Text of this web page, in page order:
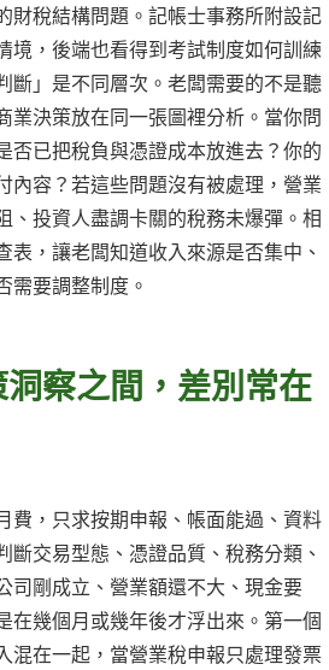
財稅結構問題。記帳士事務所附設記
境，後端也看得到考試制度如何訓練
斷」是不同層次。老闆需要的不是聽
業決策放在同一張圖裡分析。當你問
否已把稅負與憑證成本放進去？你的
內容？若這些問題沒有被處理，營業
、投資人盡調卡關的稅務未爆彈。相
，讓老闆知道收入來源是否集中、
需要調整制度。
察之間，差別常在
費，只求按期申報、帳面能過、資料
交易型態、憑證品質、稅務分類、
司剛成立、營業額還不大、現金要
在幾個月或幾年後才浮出來。第一個
混在一起，當營業稅申報只處理發票